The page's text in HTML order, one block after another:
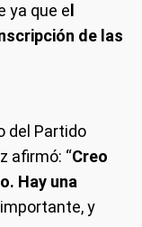
ya que e
de las
del Partido
afirmó: “Creo
Hay una
y